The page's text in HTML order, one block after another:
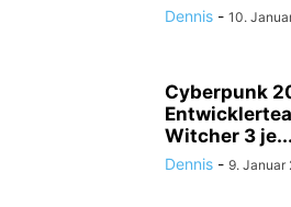
Dennis - 10.
Cyberpunk
Witcher 3 je...
Dennis - 9. Januar